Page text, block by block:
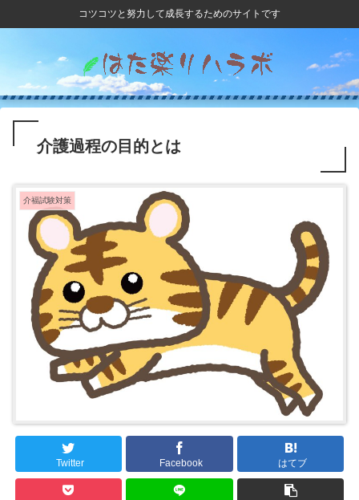
コツコツと努力して成長するためのサイトです
介護過程の目的とは
介福試験対策
Twitter Facebook はてブ